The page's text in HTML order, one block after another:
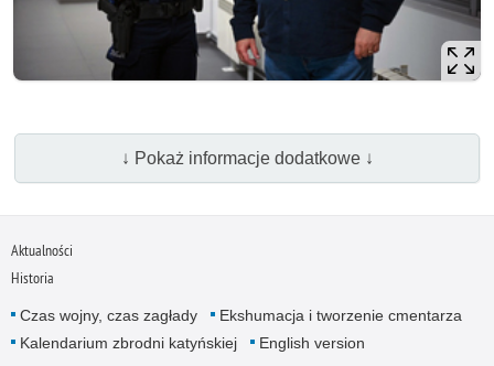
↓ Pokaż informacje dodatkowe ↓
Aktualności
Historia
Czas wojny, czas zagłady
Ekshumacja i tworzenie cmentarza
Kalendarium zbrodni katyńskiej
English version